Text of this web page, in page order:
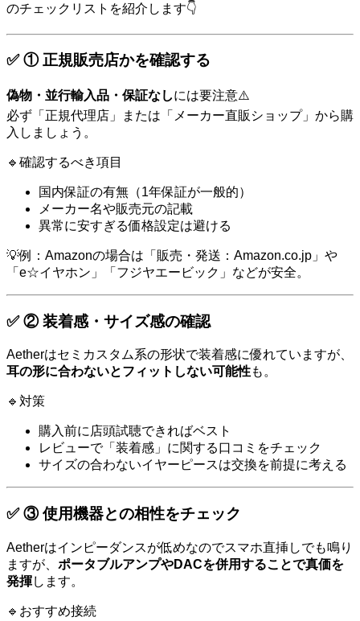
のチェックリストを紹介します👇
✅ ① 正規販売店かを確認する
偽物・並行輸入品・保証なしには要注意⚠️
必ず「正規代理店」または「メーカー直販ショップ」から購
入しましょう。
🔹確認するべき項目
国内保証の有無（1年保証が一般的）
メーカー名や販売元の記載
異常に安すぎる価格設定は避ける
💡例：Amazonの場合は「販売・発送：Amazon.co.jp」や
「e☆イヤホン」「フジヤエービック」などが安全。
✅ ② 装着感・サイズ感の確認
Aetherはセミカスタム系の形状で装着感に優れていますが、
耳の形に合わないとフィットしない可能性も。
🔹対策
購入前に店頭試聴できればベスト
レビューで「装着感」に関する口コミをチェック
サイズの合わないイヤーピースは交換を前提に考える
✅ ③ 使用機器との相性をチェック
Aetherはインピーダンスが低めなのでスマホ直挿しでも鳴り
ますが、 ポータブルアンプやDACを併用することで真価を
発揮します。
🔹おすすめ接続